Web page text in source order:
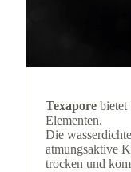
Texapore bietet
Elementen.
Die
atmungsaktive
trocken und